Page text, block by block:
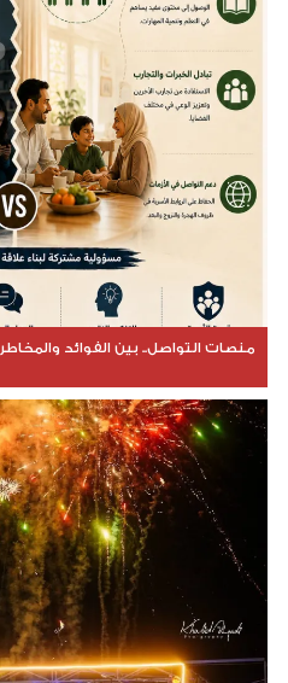
منصات التواصل.. بين الفوائد والمخاطر